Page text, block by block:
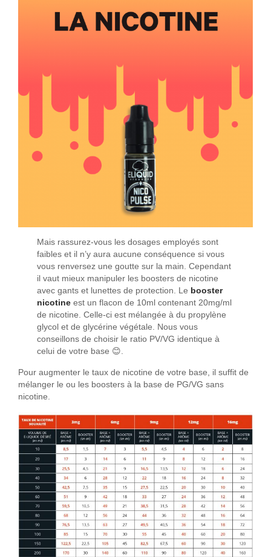
Mais rassurez-vous les dosages employés sont
faibles et il n’y aura aucune conséquence si vous
vous renversez une goutte sur la main. Cependant
il vaut mieux manipuler les boosters de nicotine
avec gants et lunettes de protection. Le boos­ter
nicotine est un flacon de 10ml contenant 20mg/ml
de nicotine. Celle-ci est mélangée à du propylène
glycol et de glycérine végétale. Nous vous
conseillons de choisir le ratio PV/VG identique à
celui de votre base 😊.
Pour augmenter le taux de nicotine de votre base, il suffit de
mélanger le ou les boosters à la base de PG/VG sans
nicotine.